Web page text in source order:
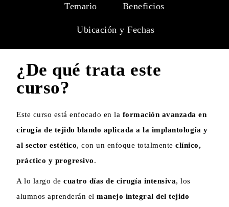
Temario Beneficios
Ubicación y Fechas
¿De qué trata este
curso?
Este curso está enfocado en la formación avanzada en
cirugía de tejido blando aplicada a la implantología y
al sector estético, con un enfoque totalmenteclínico,
práctico y progresivo.
A lo largo decuatro días de cirugía intensiva, los
alumnos aprenderán elmanejo integral del tejido